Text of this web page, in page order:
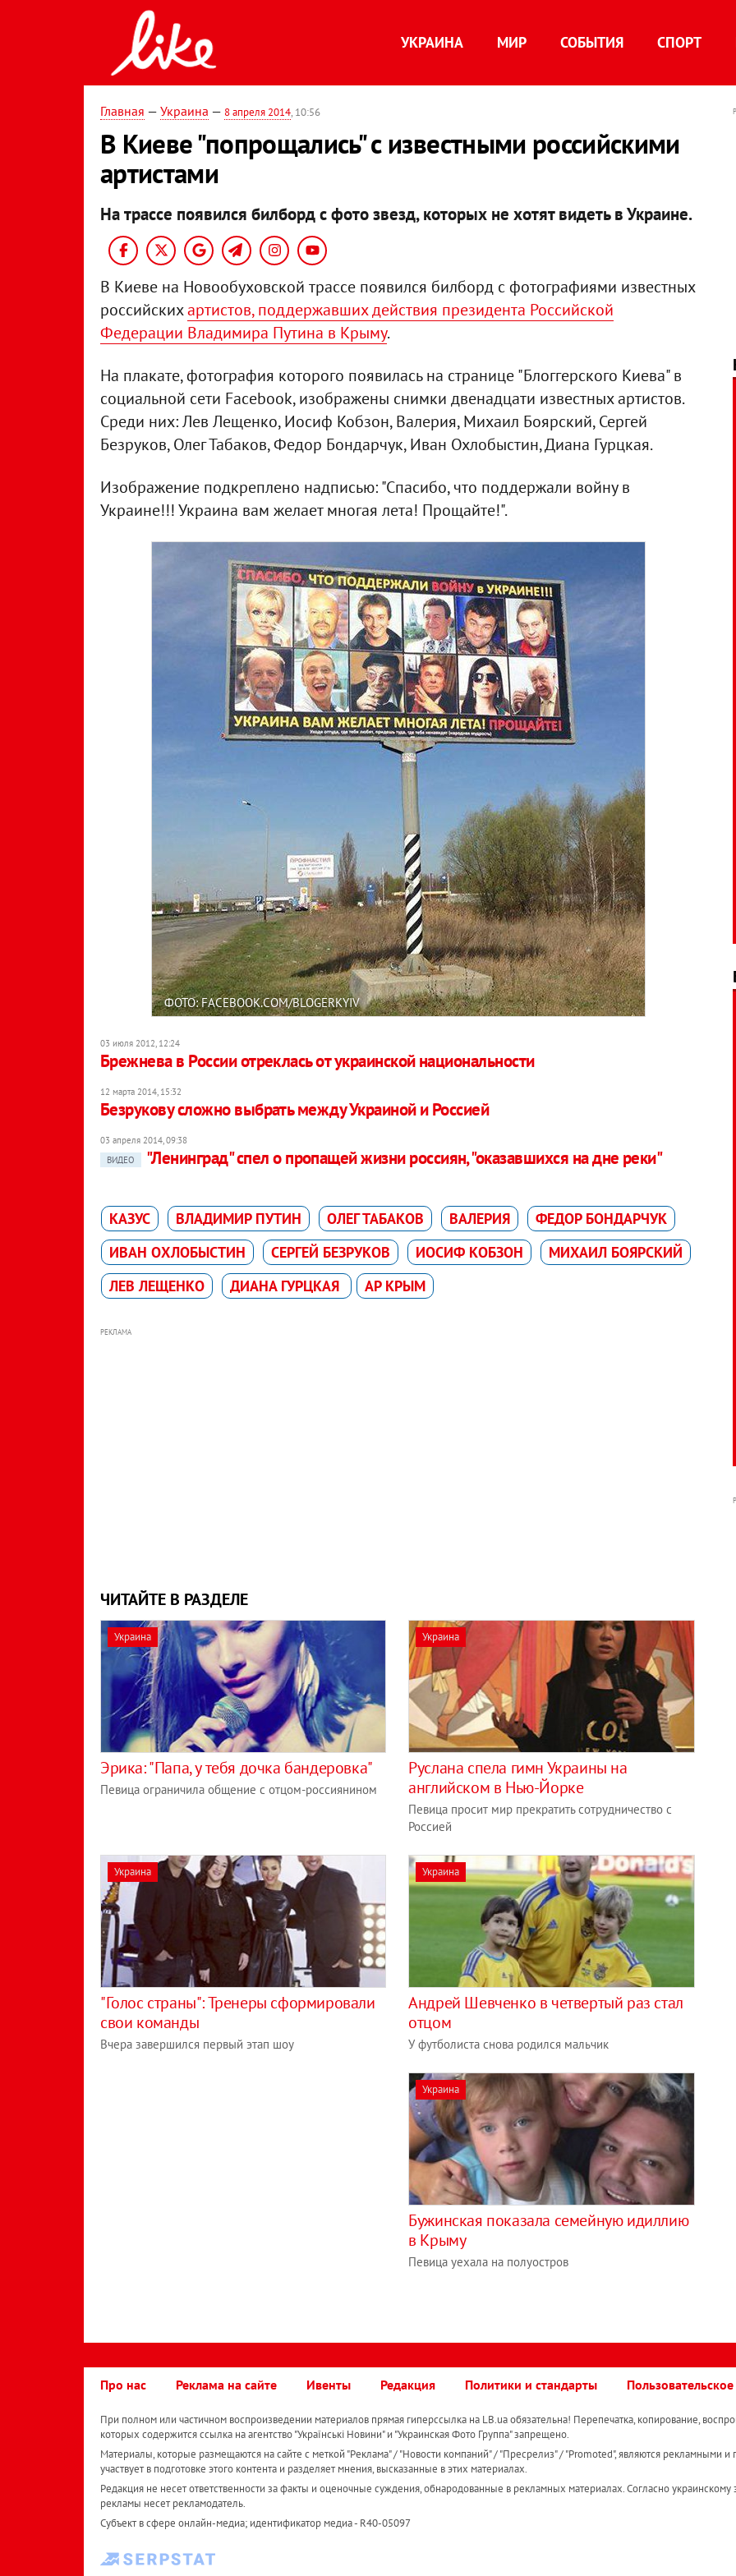
УКРАИНА МИР СОБЫТИЯ СПОРТ
Главная — Украина — 8 апреля 2014, 10:56
В Киеве "попрощались" с известными российскими
артистами
На трассе появился билборд с фото звезд, которых не хотят видеть в Украине.
В Киеве на Новообуховской трассе появился билборд с фотографиями известных
российскихартистов, поддержавших действия президента Российской
Федерации Владимира Путина в Крыму.
На плакате, фотография которого появилась на странице "Блоггерского Киева" в
социальной сети Facebook, изображены снимки двенадцати известных артистов.
Среди них: Лев Лещенко, Иосиф Кобзон, Валерия, Михаил Боярский, Сергей
Безруков, Олег Табаков, Федор Бондарчук, Иван Охлобыстин, Диана Гурцкая.
Изображение подкреплено надписью: "Спасибо, что поддержали войну в
Украине!!! Украина вам желает многая лета! Прощайте!".
ФОТО: FACEBOOK.COM/BLOGERKYIV
03 июля 2012, 12:24
Брежнева в России отреклась от украинской национальности
12 марта 2014, 15:32
Безрукову сложно выбрать между Украиной и Россией
03 апреля 2014, 09:38
ВИДЕО
"Ленинград" спел о пропащей жизни россиян, "оказавшихся на дне реки"
КАЗУС ВЛАДИМИР ПУТИН ОЛЕГ ТАБАКОВ ВАЛЕРИЯ
ФЕДОР БОНДАРЧУК
ИВАН ОХЛОБЫСТИН
СЕРГЕЙ БЕЗРУКОВ ИОСИФ КОБЗОН
МИХАИЛ БОЯРСКИЙ
ЛЕВ ЛЕЩЕНКО
ДИАНА ГУРЦКАЯ АР КРЫМ
РЕКЛАМА
ЧИТАЙТЕ В РАЗДЕЛЕ
Украина
Эрика: "Папа, у тебя дочка бандеровка"
Певица ограничила общение с отцом-россиянином
Украина
Руслана спела гимн Украины на
английском в Нью-Йорке
Певица просит мир прекратить сотрудничество с
Россией
Украина
"Голос страны": Тренеры сформировали
свои команды
Вчера завершился первый этап шоу
Украина
Андрей Шевченко в четвертый раз стал
отцом
У футболиста снова родился мальчик
Украина
Бужинская показала семейную идиллию
в Крыму
Певица уехала на полуостров
Про нас Реклама на сайте Ивенты Редакция Политики и стандарты
При полном или частичном воспроизведении материалов прямая гиперссылка на LB.ua обязательна! Перепечатка, копирование,
которых содержится ссылка на агентство "Українськi Новини" и "Украинская Фото Группа" запрещено.
Материалы, которые размещаются на сайте с меткой "Реклама" / "Новости компаний" / "Пресрелиз" / "Promoted", являются рекламными и
участвует в подготовке этого контента и разделяет мнения, высказанные в этих материалах.
Редакция не несет ответственности за факты и оценочные суждения, обнародованные в рекламных материалах. Согласно украинскому
рекламы несет рекламодатель.
Субъект в сфере онлайн-медиа; идентификатор медиа - R40-05097